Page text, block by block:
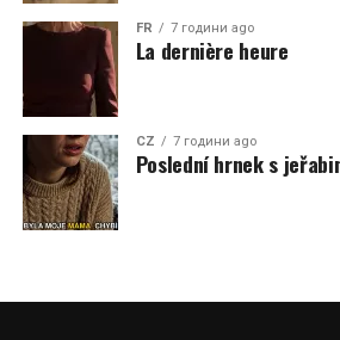
FR 7 години ago
La dernière heure
CZ 7 години ago
Poslední hrnek s